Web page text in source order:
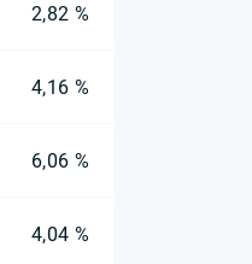
2,82 %
4,16 %
6,06 %
4,04 %